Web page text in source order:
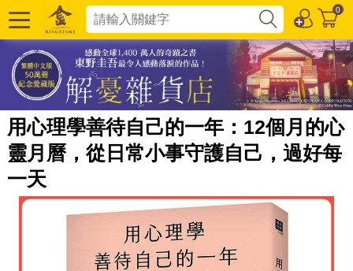
0
用心理學善待自己的一年：12個月的心
靈月曆，從日常小事守護自己，過好每
一天